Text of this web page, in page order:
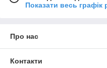
Показати весь графік
Про нас
Контакти